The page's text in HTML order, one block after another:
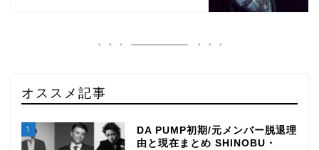
オススメ記事
1
DA PUMP初期/元メンバー脱退理
由と現在まとめ SHINOBU・